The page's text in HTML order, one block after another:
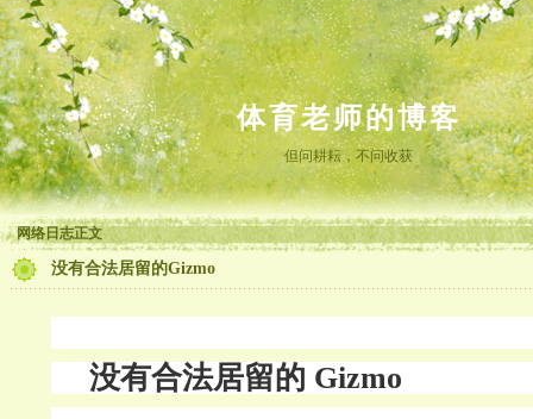
体育老师的博客
但问耕耘，不问收获
网络日志正文
没有合法居留的Gizmo
没有合法居留的 Gizmo